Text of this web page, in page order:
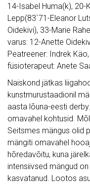
14-Isabel Huma(k), 20-
Lepp(83`71-Eleanor
Oidekivi), 33-Marie
varus: 12-Anette
Peatreener: Indrek
füsioterapeut: Anete
Naiskond jätkas
kunstmurustaadionil
aasta lõuna-eesti
omavahel kohtusid.
Seitsmes mängus olid
mängiti omavahel
hõredavõitu, kuna
intensiivsed mängud
kasvatanud. Lootos